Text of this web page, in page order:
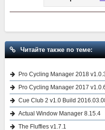
Читайте также по теме:
Pro Cycling Manager 2018
Pro Cycling Manager 2017
Cue Club 2 v1.0 Build
Actual Window Manager 8.15.4
The Fluffies v1.7.1